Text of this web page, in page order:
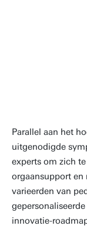
Parallel aan het
uitgenodigde
experts om zich
orgaansupport en
varieerden van
innovatie-